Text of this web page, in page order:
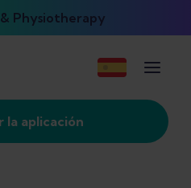
Physiotherapy
la aplicación